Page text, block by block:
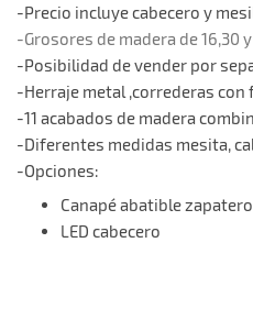
-Precio incluye cabecero y
-Grosores de madera de 16,30
-Posibilidad de vender por
-Herraje metal ,correderas
-11 acabados de madera
-Diferentes medidas mesita,
-Opciones:
Canapé abatible
LED cabecero